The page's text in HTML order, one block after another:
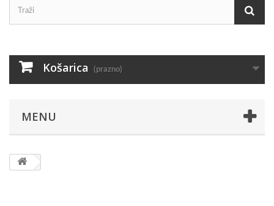
Košarica (prazno)
MENU